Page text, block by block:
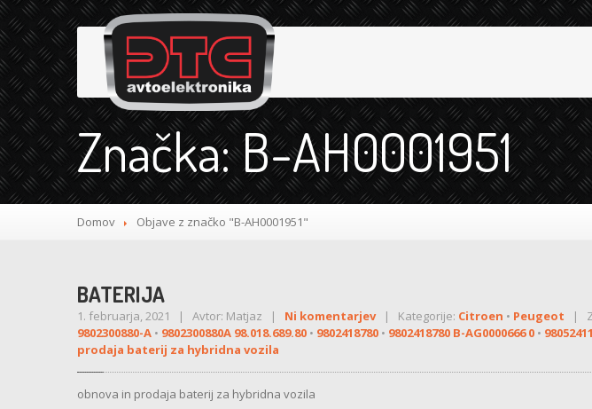
Značka: B-AH0001951
Domov Objave z značko "B-AH0001951"
BATERIJA
1. februarja, 2021 | Avtor: Matjaz | Ni komentarjev| Kategorije: Citroen • Peugeot |
9802300880-A • 9802300880A 98.018.689.80 • 9802418780 • 9802418780 B-AG0000666 0 •
prodaja baterij za hybridna vozila
obnova in prodaja baterij za hybridna vozila